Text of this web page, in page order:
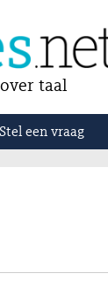
taal
Stel een vraag